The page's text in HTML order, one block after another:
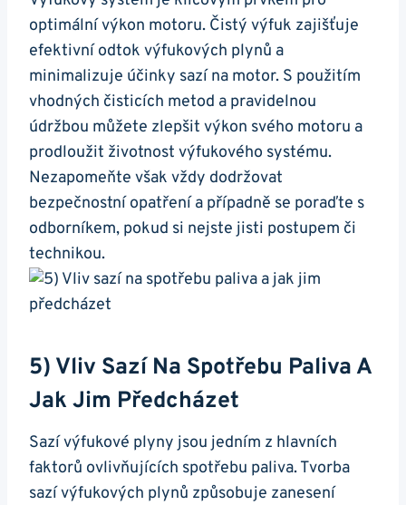
optimální ​výkon motoru. Čistý výfuk ⁢zajišťuje
efektivní odtok výfukových plynů​ a
minimalizuje‌ účinky‌ sazí na motor. S použitím
vhodných čisticích metod a pravidelnou
údržbou můžete zlepšit výkon svého motoru a
prodloužit životnost výfukového systému.
Nezapomeňte ⁢však vždy dodržovat
bezpečnostní opatření‌ a případně se⁣ poraďte s ​
odborníkem, pokud si nejste‌ jisti postupem či
technikou.
5) Vliv Sazí Na Spotřebu Paliva A
‍jak Jim‌ Předcházet
Sazí výfukové ⁣plyny jsou jedním z hlavních
faktorů ovlivňujících spotřebu paliva. Tvorba
sazí​ výfukových plynů způsobuje zanesení